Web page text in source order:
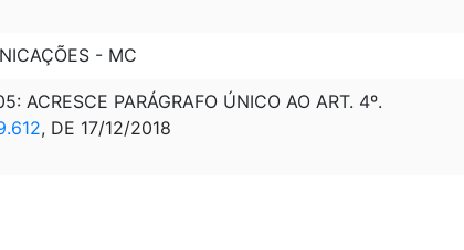
- MC
ACRESCE PARÁGRAFO ÚNICO AO ART. 4º.
, DE 17/12/2018